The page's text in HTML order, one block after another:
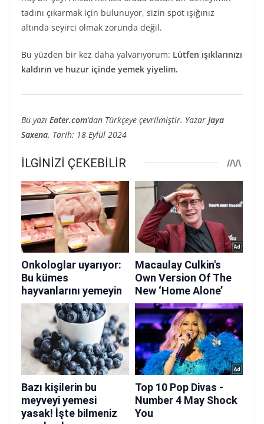
tadını çıkarmak için bulunuyor, sizin spot ışığınız
altında seyirci olmak zorunda değil.
Bu yüzden bir kez daha yalvarıyorum: Lütfen ışıklarınızı
kaldırın ve huzur içinde yemek yiyelim.
Bu yazı Eater.com‘dan Türkçeye çevrilmiştir. Yazar Jaya
Saxena. Tarih: 18 Eylül 2024